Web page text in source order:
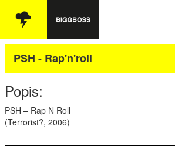
Vše
Audio
Oblečení
Knihy
PSH - Rap'n'roll
Popis:
PSH – Rap N Roll
(Terrorist?, 2006)